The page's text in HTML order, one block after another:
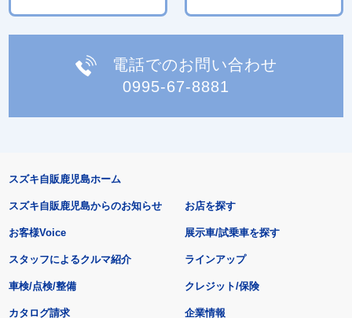
電話でのお問い合わせ
0995-67-8881
スズキ自販鹿児島ホーム
スズキ自販鹿児島からのお知らせ
お客様Voice
スタッフによるクルマ紹介
お店を探す
展示車/試乗車を探す
ラインアップ
車検/点検/整備 クレジット/保険
カタログ請求 企業情報